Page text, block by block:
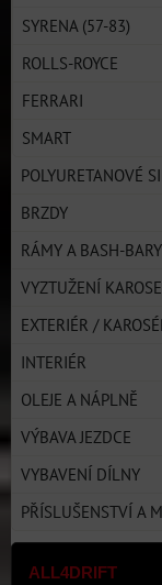
SYRENA (57-83)
ROLLS-ROYCE
FERRARI
SMART
POLYURETANOVÉ
BRZDY
RÁMY A BASH-BARY
VYZTUŽENÍ
EXTERIÉR /
INTERIÉR
OLEJE A NÁPLNĚ
VÝBAVA JEZDCE
VYBAVENÍ DÍLNY
PŘÍSLUŠENSTVÍ A
ALL4DRIFT